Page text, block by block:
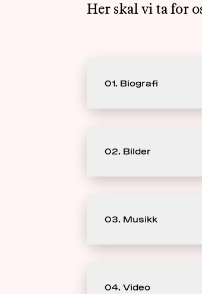
Her skal vi ta for
01. Biografi
02. Bilder
03. Musikk
04. Video